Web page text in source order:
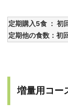
定期購入5食 ：
定期他の食数：初
増量用コー